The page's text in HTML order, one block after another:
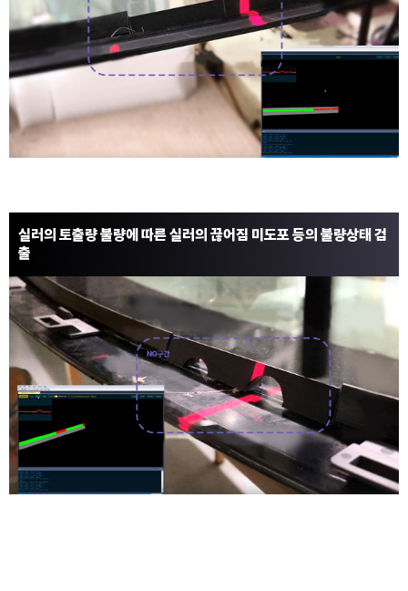
실러의 토출량 불량에 따른 실러의 끊어짐 미도포 등의 불량상태 검
출